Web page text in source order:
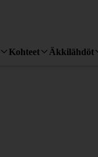
Kohteet Äkkilähdöt